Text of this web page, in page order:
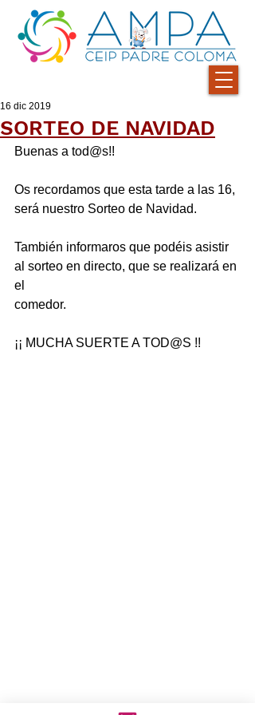
SORTEO DE NAVIDAD
16 dic 2019
Buenas a tod@s!!
Os recordamos que esta tarde a las 16,
será nuestro Sorteo de Navidad.
También informaros que podéis asistir
al sorteo en directo, que se realizará en
el
comedor.
¡¡ MUCHA SUERTE A TOD@S !!